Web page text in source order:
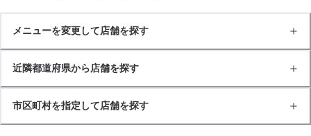
メニューを変更して店舗を探す
近隣都道府県から店舗を探す
市区町村を指定して店舗を探す